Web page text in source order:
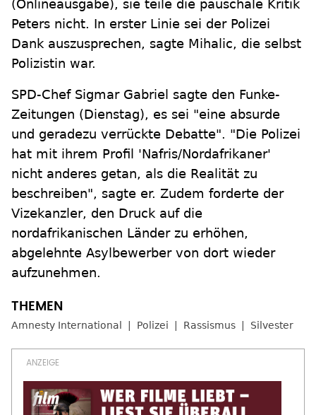
(Onlineausgabe), sie teile die pauschale Kritik
Peters nicht. In erster Linie sei der Polizei
Dank auszusprechen, sagte Mihalic, die selbst
Polizistin war.
SPD-Chef Sigmar Gabriel sagte den Funke-
Zeitungen (Dienstag), es sei "eine absurde
und geradezu verrückte Debatte". "Die Polizei
hat mit ihrem Profil 'Nafris/Nordafrikaner'
nicht anderes getan, als die Realität zu
beschreiben", sagte er. Zudem forderte der
Vizekanzler, den Druck auf die
nordafrikanischen Länder zu erhöhen,
abgelehnte Asylbewerber von dort wieder
aufzunehmen.
Amnesty International Polizei Rassismus Silvester